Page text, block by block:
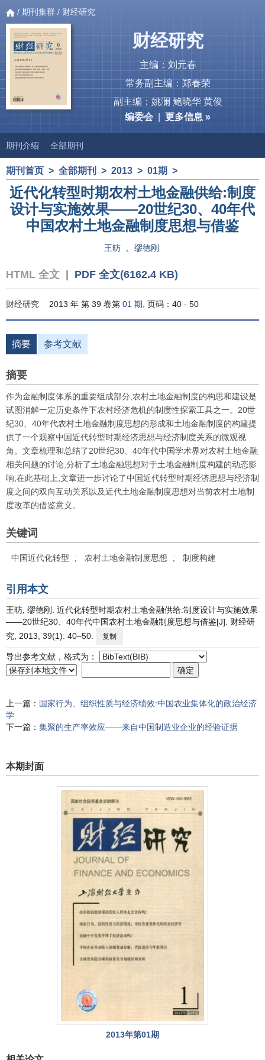
/ 期刊集群 / 财经研究
财经研究
主编：刘元春
常务副主编：郑春荣
副主编：姚澜 鲍晓华 黄俊
编委会|更多信息 »
期刊介绍 全部期刊
期刊首页 > 全部期刊 > 2013 > 01期 >
近代化转型时期农村土地金融供给:制度
设计与实施效果——20世纪30、40年代
中国农村土地金融制度思想与借鉴
王昉 缪德刚
HTML 全文 PDF 全文(6162.4 KB)
财经研究 2013 年 第 39 卷第 01 期 , 页码：40 - 50
摘要 参考文献
摘要
作为金融制度体系的重要组成部分,农村土地金融制度的构思和建设是
试图消解一定历史条件下农村经济危机的制度性探索工具之一。20世
纪30、40年代农村土地金融制度思想的形成和土地金融制度的构建提
供了一个观察中国近代转型时期经济思想与经济制度关系的微观视
角。文章梳理和总结了20世纪30、40年代中国学术界对农村土地金融
相关问题的讨论,分析了土地金融思想对于土地金融制度构建的动态影
响,在此基础上,文章进一步讨论了中国近代转型时期经济思想与经济制
度之间的双向互动关系以及近代土地金融制度思想对当前农村土地制
度改革的借鉴意义。
关键词
中国近代化转型 ; 农村土地金融制度思想 ; 制度构建
引用本文
王昉, 缪德刚. 近代化转型时期农村土地金融供给:制度设计与实施效果
——20世纪30、40年代中国农村土地金融制度思想与借鉴[J]. 财经研
究, 2013, 39(1): 40–50.
复制
导出参考文献，格式为：
上一篇： 国家行为、组织性质与经济绩效:中国农业集体化的政治经济
学
下一篇： 集聚的生产率效应——来自中国制造业企业的经验证据
本期封面
2013年第01期